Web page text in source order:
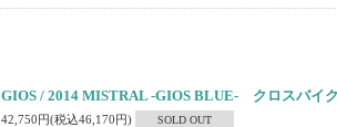
GIOS / 2014 MISTRAL -GIOS BLUE- クロスバイ
42,750円(税込46,170円) SOLD OUT